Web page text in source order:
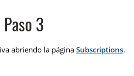
Paso 3
abriendo la páginaSubscriptions.